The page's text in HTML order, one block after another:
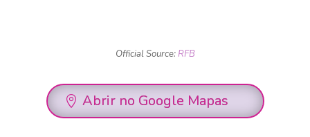
Official Source:RFB
Abrir no Google Mapas